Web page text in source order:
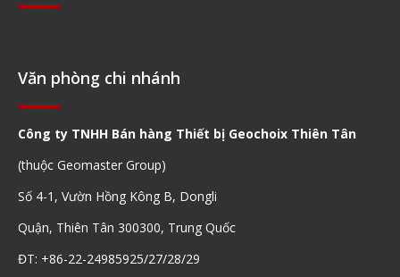
Văn phòng chi nhánh
Công ty TNHH Bán hàng Thiết bị Geochoix Thiên Tân
(thuộc Geomaster Group)
Số 4-1, Vườn Hồng Kông B, Dongli
Quận, Thiên Tân 300300, Trung Quốc
ĐT: +86-22-24985925/27/28/29